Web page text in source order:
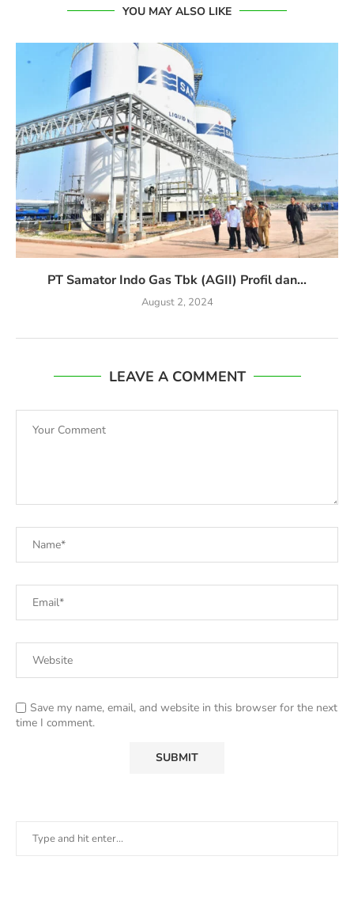
YOU MAY ALSO LIKE
PT Samator Indo Gas Tbk (AGII) Profil dan...
August 2, 2024
LEAVE A COMMENT
Save my name, email, and website in this browser for the next
time I comment.